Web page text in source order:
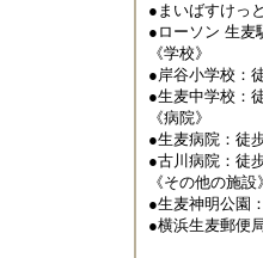
●まいばすけっ
●ローソン 生麦
《学校》
●岸谷小学校：
●生麦中学校：
《病院》
●生麦病院：徒
●古川病院：徒
《その他の施設》
●生麦神明公園
●横浜生麦郵便